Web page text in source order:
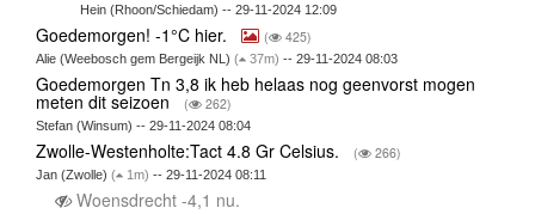
Hein (Rhoon/Schiedam) -- 29-11-2024 12:09
Goedemorgen! -1°C hier. ( 425)
Alie (Weebosch gem Bergeijk NL) ( 37m) -- 29-11-2024 08:03
Goedemorgen Tn 3,8 ik heb helaas nog geenvorst mogen
meten dit seizoen ( 262)
Stefan (Winsum) -- 29-11-2024 08:04
Zwolle-Westenholte:Tact 4.8 Gr Celsius. ( 266)
Jan (Zwolle) ( 1m) -- 29-11-2024 08:11
Woensdrecht -4,1 nu.